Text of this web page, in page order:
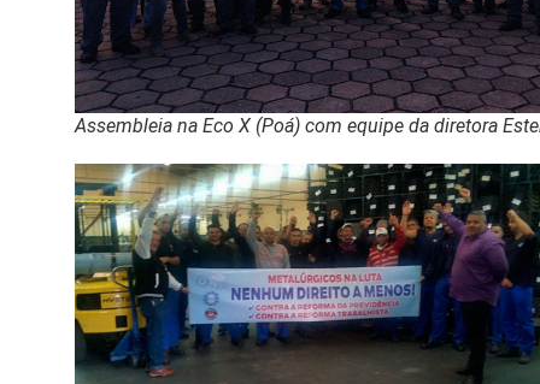
Assembleia na Eco X (Poá) com equipe da diretora